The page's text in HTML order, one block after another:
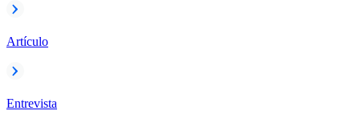
Artículo
Entrevista